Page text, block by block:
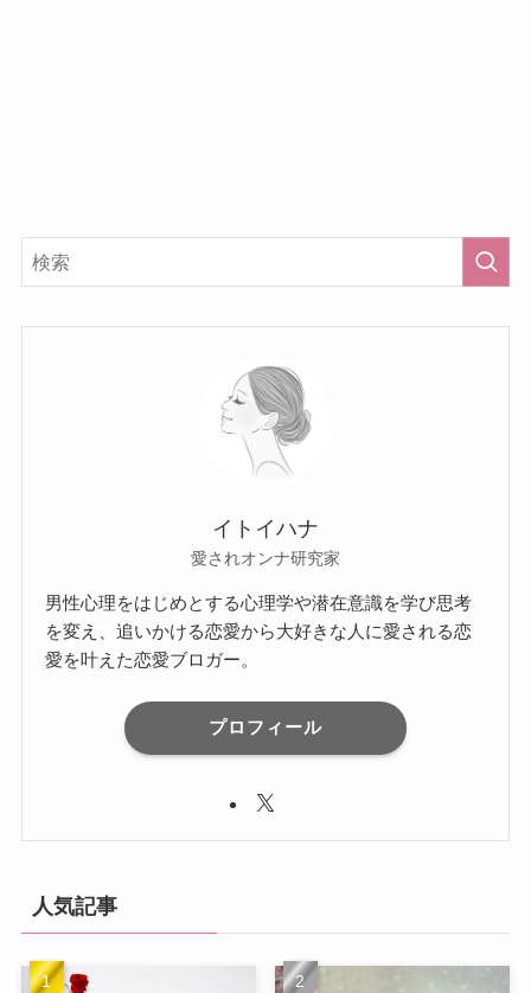
イトイハナ
愛されオンナ研究家
男性心理をはじめとする心理学や潜在意識を学び思考
を変え、追いかける恋愛から大好きな人に愛される恋
愛を叶えた恋愛ブロガー。
プロフィール
人気記事